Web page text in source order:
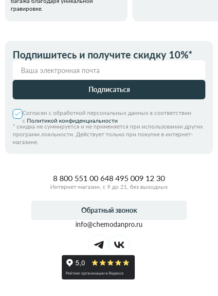
гравировке.
Подпишитесь и получите скидку 10%*
Подписаться
Согласен с обработкой персональных данных в соответствии
с Политикой конфиденциальности
* скидка не суммируется и не применяется при использовании других
программ лояльности. Действует только при покупке в интернет-
магазине.
8 800 551 00 648 495 009 12 30
Интернет-магазин, с 9 до 21, без выходных
Обратный звонок
info@chemodanpro.ru